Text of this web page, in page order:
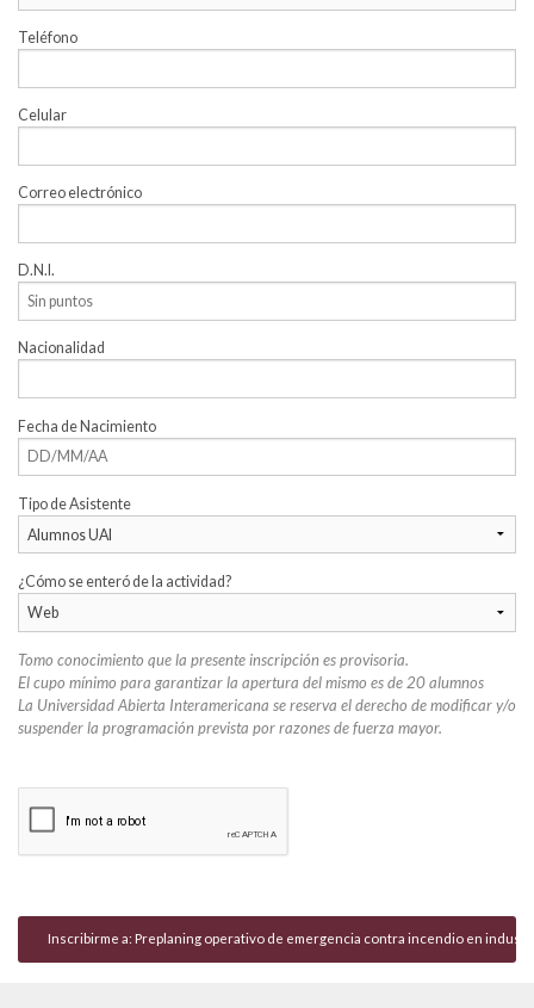
Teléfono
Celular
Correo electrónico
D.N.I.
Nacionalidad
Fecha de Nacimiento
Tipo de Asistente
¿Cómo se enteró de la actividad?
Tomo conocimiento que la presente inscripción es provisoria.
El cupo mínimo para garantizar la apertura del mismo es de 20 alumnos
La Universidad Abierta Interamericana se reserva el derecho de modificar y/o
suspender la programación prevista por razones de fuerza mayor.